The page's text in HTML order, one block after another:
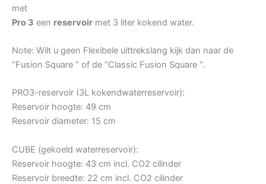
met
Pro 3 een reservoir met 3 liter kokend water.
Note: Wilt u geen Flexibele uittrekslang kijk dan naar de
“Fusion Square ” of de “Classic Fusion Square “.
PRO3-reservoir (3L kokendwaterreservoir):
Reservoir hoogte: 49 cm
Reservoir diameter: 15 cm
CUBE (gekoeld waterreservoir):
Reservoir hoogte: 43 cm incl. CO2 cilinder
Reservoir breedte: 22 cm incl. CO2 cilinder